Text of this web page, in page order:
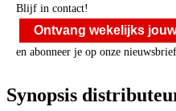
Blijf in contact!
Ontvang wekelijks
en abonneer je op onze
Synopsis